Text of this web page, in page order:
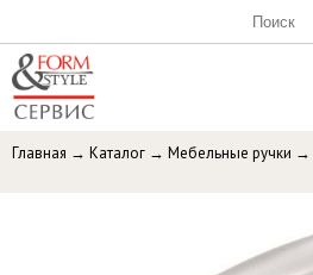
Главная → Каталог → Мебельные ручки →